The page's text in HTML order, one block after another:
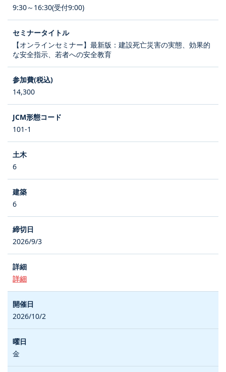
9:30～16:30(受付9:00)
【オンラインセミナー】最新版：建設死亡災害の実態、効果的
な安全指示、若者への安全教育
14,300
101-1
6
6
2026/9/3
詳細
2026/10/2
金